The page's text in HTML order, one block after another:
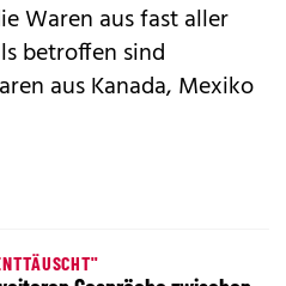
Waren aus fast aller
betroffen sind
aus Kanada, Mexiko